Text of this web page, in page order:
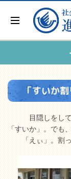
「すいか
目隠しをして、
「すいか」。でも
「えぃ」。割っ